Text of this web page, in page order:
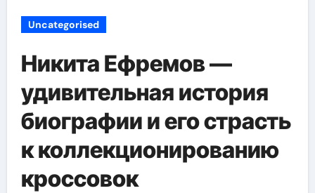
Uncategorised
Никита Ефремов —
удивительная история
биографии и его страсть
к коллекционированию
кроссовок